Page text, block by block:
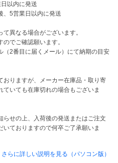
以内に発送
、5営業日以内に発送
異なる場合がございます。
でご確認願います。
（2番目に届くメール）にて納期の目安
おりますが、メーカー在庫品・取り寄
いても在庫切れの場合もございま
らせの上、入荷後の発送またはご注文
ておりますので何卒ご了承願いま
さらに詳しい説明を見る（パソコン版）